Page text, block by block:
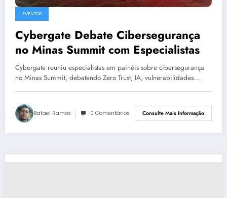
EVENTOS
Cybergate Debate Cibersegurança
no Minas Summit com Especialistas
Cybergate reuniu especialistas em painéis sobre cibersegurança
no Minas Summit, debatendo Zero Trust, IA, vulnerabilidades…
Rafael Ramos 0 Comentários Consulte Mais Informação